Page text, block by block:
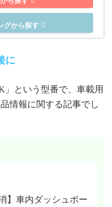
グから探す
に
」という型番で、車載用
情報に関する記事でし
】車内ダッシュボー